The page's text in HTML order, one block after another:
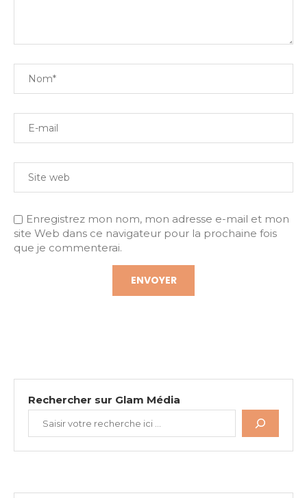
Enregistrez mon nom, mon adresse e-mail et mon
site Web dans ce navigateur pour la prochaine fois
que je commenterai.
Rechercher sur Glam Média